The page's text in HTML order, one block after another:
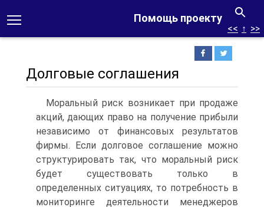
Помощь проекту
<< ↑ >>
Долговые соглашения
Моральный риск возникает при продаже
акций, дающих право на получение прибыли
независимо от финансовых результатов
фирмы. Если долговое соглашение можно
структурировать так, что моральный риск
будет существовать только в
определенных ситуациях, то потребность в
мониторинге деятельности менеджеров